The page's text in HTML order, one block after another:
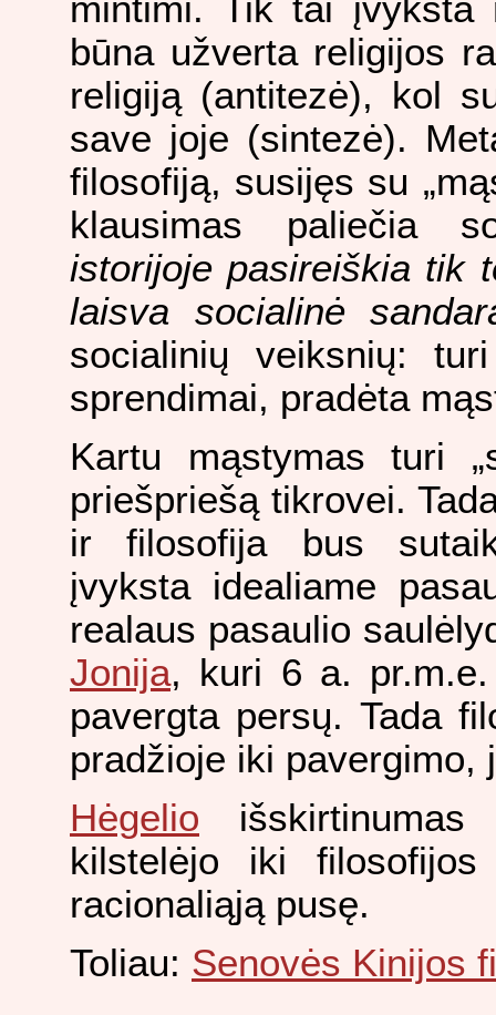
mintimi. Tik tai įvyksta
būna užverta religijos
religiją (antitezė), kol
save joje (sintezė).
filosofiją, susijęs su
klausimas paliečia
istorijoje pasireiškia tik
laisva socialinė
socialinių veiksnių:
sprendimai, pradėta
Kartu mąstymas turi
priešpriešą tikrovei.
ir filosofija bus
įvyksta idealiame
realaus pasaulio
Jonija, kuri 6 a.
pavergta persų. Tada
pradžioje iki pavergimo,
Hėgelio
kilstelėjo iki filosofijos
racionaliąją pusę.
Toliau: Senovės Kinijos